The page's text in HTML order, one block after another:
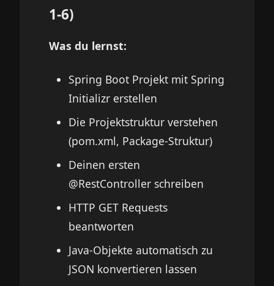
1-6)
Was du lernst:
Spring Boot Projekt mit Spring
Initializr erstellen
Die Projektstruktur verstehen
(pom.xml, Package-Struktur)
Deinen ersten
@RestController schreiben
HTTP GET Requests
beantworten
Java-Objekte automatisch zu
JSON konvertieren lassen